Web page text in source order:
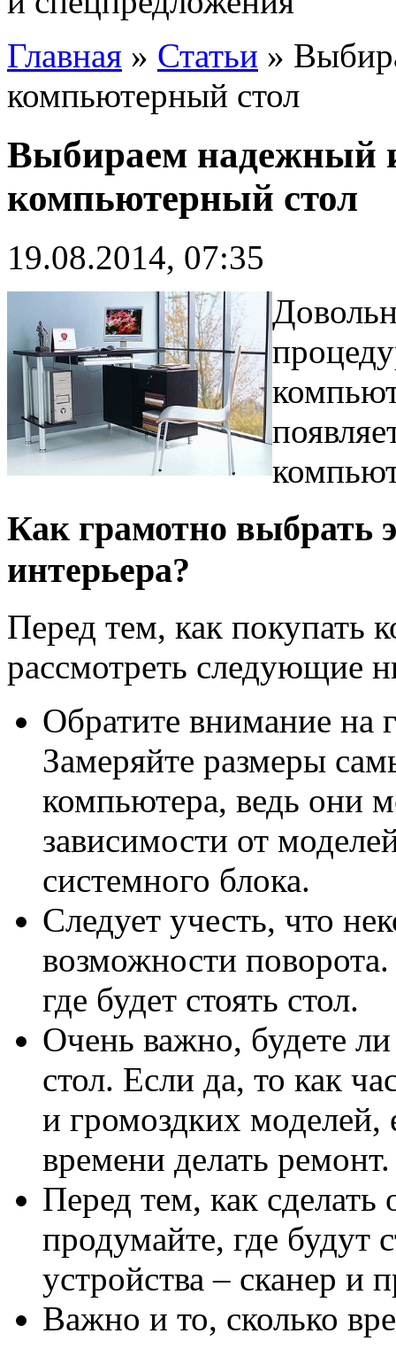
Главная » Статьи »
компьютерный стол
Выбираем надежный
компьютерный стол
19.08.2014, 07:35
Как грамотно выбрать
интерьера?
Перед тем, как покупать
рассмотреть следующие
Обратите внимание на
Замеряйте размеры
компьютера, ведь они
зависимости от
системного блока.
Следует учесть, что
возможности
где будет стоять стол.
Очень важно, будете
стол. Если да, то как
и громоздких моделей,
времени делать
Перед тем, как
продумайте, где будут
устройства – сканер и
Важно и то, сколько